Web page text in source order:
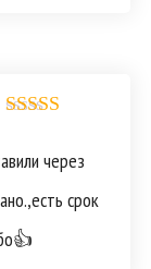
5
через
срок